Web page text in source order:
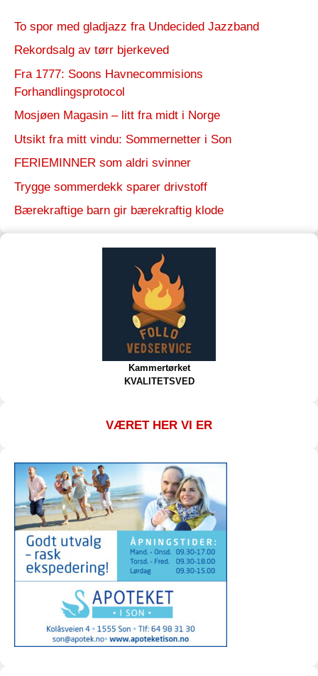
To spor med gladjazz fra Undecided Jazzband
Rekordsalg av tørr bjerkeved
Fra 1777: Soons Havnecommisions
Forhandlingsprotocol
Mosjøen Magasin – litt fra midt i Norge
Utsikt fra mitt vindu: Sommernetter i Son
FERIEMINNER som aldri svinner
Trygge sommerdekk sparer drivstoff
Bærekraftige barn gir bærekraftig klode
Kammertørket
KVALITETSVED
VÆRET HER VI ER